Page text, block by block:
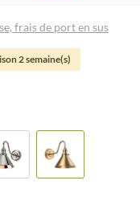
frais de port en sus
2 semaine(s)